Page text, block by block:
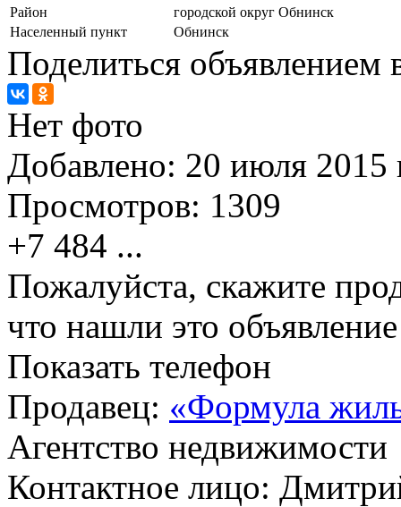
Район
городской округ Обнинск
Населенный пункт
Обнинск
Поделиться объявлением
Нет фото
Добавлено: 20 июля 2015
Просмотров: 1309
+7 484 ...
Пожалуйста, скажите
что нашли это
Показать телефон
Продавец: «Формула
Агентство недвижимости
Контактное лицо: